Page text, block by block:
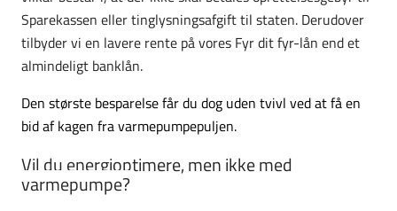
Sparekassen eller tinglysningsafgift til staten. Derudover
tilbyder vi en lavere rente på vores Fyr dit fyr-lån end et
almindeligt banklån.
Den største besparelse får du dog uden tvivl ved at få en
bid af kagen fra varmepumpepuljen.
Vil du energioptimere, men ikke med
varmepumpe?